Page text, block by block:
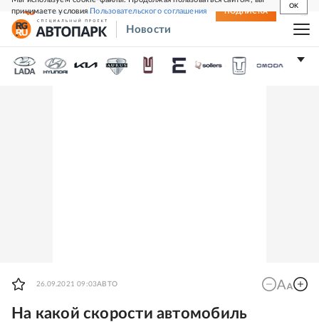
принимаете условияПользовательского соглашения
OK
СВЕЖИЙ НОМЕР ПОДПИСКА
Новости
26.09.2021 09:03АВТО
На какой скорости автомобиль